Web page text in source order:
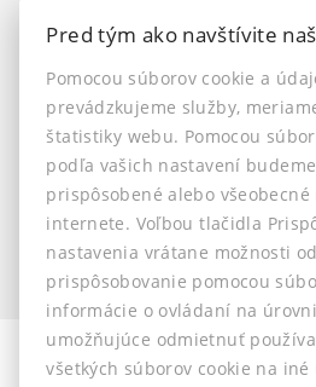
Ostatné
INFO
Makléri
Napíšte
Kontakt
Nastavenie
© 2026 -
Pred tým ako navštívite
Pomocou súborov cookie a
prevádzkujeme služby,
štatistiky webu. Pomocou
podľa vašich nastavení
prispôsobené alebo všeobecné
internete. Voľbou tlačidla
nastavenia vrátane možnosti
prispôsobovanie pomocou
informácie o ovládaní na
umožňujúce odmietnuť
všetkých súborov cookie na iné